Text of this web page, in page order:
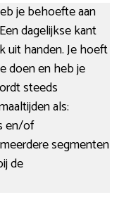
je behoefte aan
dagelijkse kant
uit handen. Je hoeft
doen en heb je
steeds
als:
en/of
segmenten
de